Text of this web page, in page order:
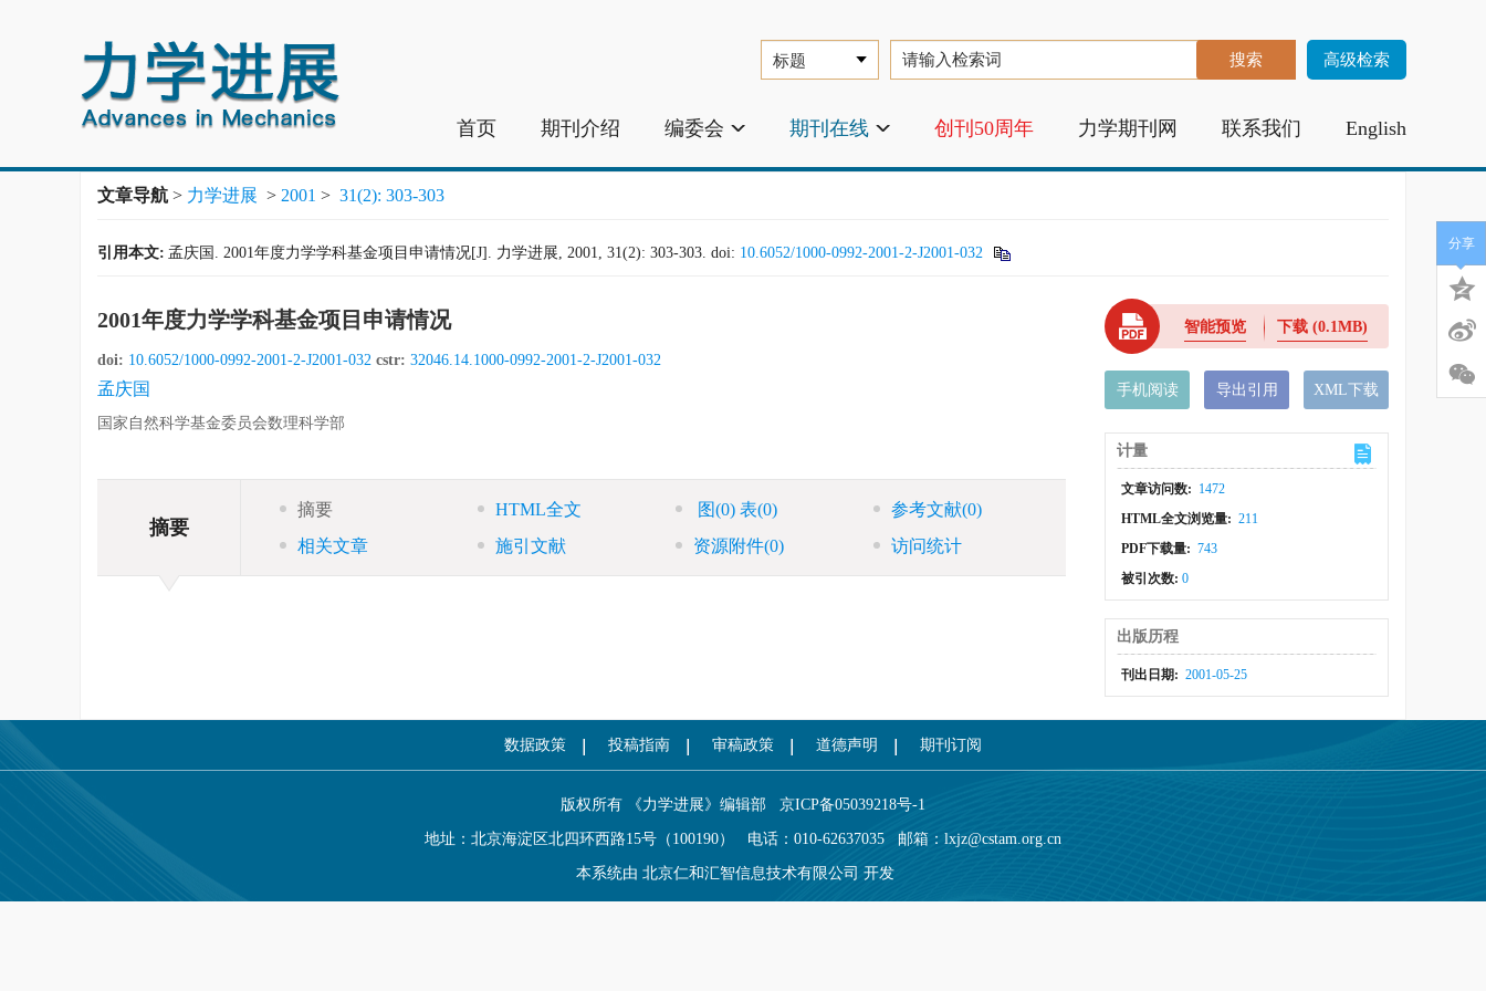
高级检索
首页 期刊介绍 编委会 期刊在线 创刊50周年 力学期刊网 联系我们 English
文章导航 > 力学进展 > 2001 > 31(2): 303-303
引用本文: 孟庆国. 2001年度力学学科基金项目申请情况[J]. 力学进展, 2001, 31(2): 303-303. doi: 10.6052/1000-0992-2001-2-J2001-032
2001年度力学学科基金项目申请情况
doi: 10.6052/1000-0992-2001-2-J2001-032 cstr: 32046.14.1000-0992-2001-2-J2001-032
孟庆国
国家自然科学基金委员会数理科学部
摘要
摘要 HTML全文 图(0) 表(0) 参考文献(0)
相关文章
施引文献 资源附件(0) 访问统计
智能预览 下载(0.1MB)
手机阅读 导出引用 XML下载
计量
文章访问数: 1472
HTML全文浏览量: 211
PDF下载量: 743
被引次数:0
出版历程
刊出日期: 2001-05-25
分享
数据政策 投稿指南 审稿政策 道德声明 期刊订阅
版权所有 《力学进展》编辑部 京ICP备05039218号-1
地址：北京海淀区北四环西路15号（100190） 电话：010-62637035 邮箱： lxjz@cstam.org.cn
本系统由 北京仁和汇智信息技术有限公司 开发